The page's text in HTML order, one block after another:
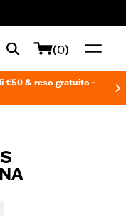
(0)
€50 & reso gratuito -